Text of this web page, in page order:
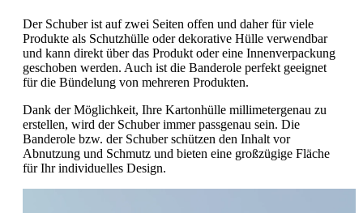
Der Schuber ist auf zwei Seiten offen und daher für viele
Produkte als Schutzhülle oder dekorative Hülle verwendbar
und kann direkt über das Produkt oder eine Innenverpackung
geschoben werden. Auch ist die Banderole perfekt geeignet
für die Bündelung von mehreren Produkten.
Dank der Möglichkeit, Ihre Kartonhülle millimetergenau zu
erstellen, wird der Schuber immer passgenau sein. Die
Banderole bzw. der Schuber schützen den Inhalt vor
Abnutzung und Schmutz und bieten eine großzügige Fläche
für Ihr individuelles Design.